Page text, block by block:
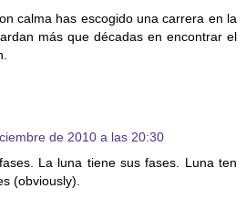
calma has escogido una carrera en la
más que décadas en encontrar el
de 2010 a las 20:30
La luna tiene sus fases. Luna ten
(obviously).